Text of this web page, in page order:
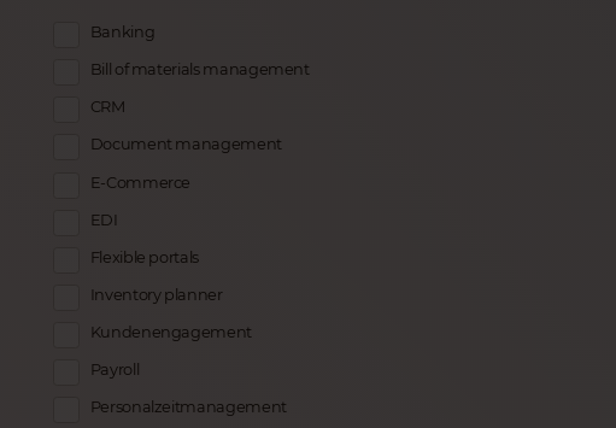
Banking
Bill of materials management
CRM
Document management
E-Commerce
EDI
Flexible portals
Inventory planner
Kundenengagement
Payroll
Personalzeitmanagement